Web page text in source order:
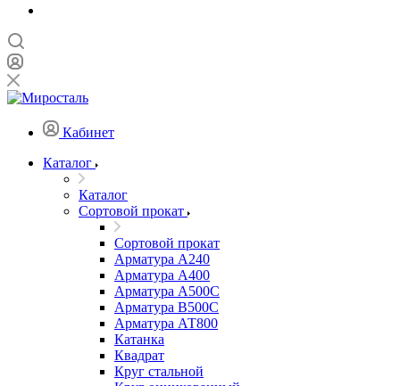
Кабинет
Каталог
Каталог
Сортовой прокат
Сортовой прокат
Арматура А240
Арматура А400
Арматура А500C
Арматура В500С
Арматура АТ800
Катанка
Квадрат
Круг стальной